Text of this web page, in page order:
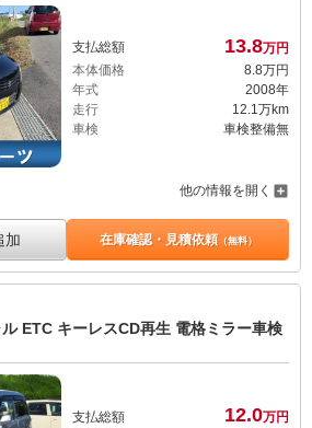
支払総額 13.8万円
本体価格
8. 8万円
年式
2008年
走行
12.1万km
車検
車検整備無
他の情報を開く
加 在庫確認・見積依頼（無料）
ETC キーレスCD再生 電格ミラー車検
支払総額 12.0万円